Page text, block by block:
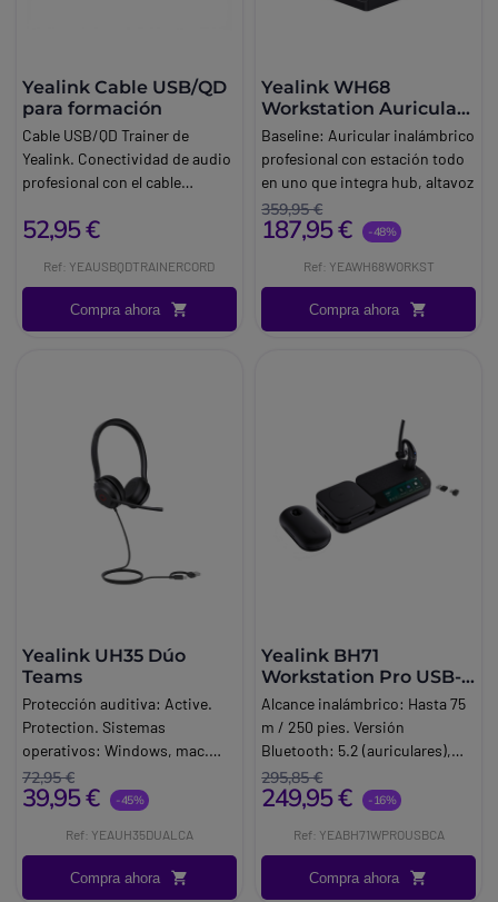
Yealink Cable USB/QD
para formación
Cable USB/QD Trainer de
Yealink. Conectividad de audio
profesional con el cable
Gama de auriculares Yealink
Teléfonos y dispositivos
compatibles con QDTipo de
señal de audio.
52,95 €
Ref: YEAUSBQDTRAINERCORD
Compra ahora
Yealink WH68
Workstation Auricular
DECT Bluetooth
Baseline: Auricular inalámbrico
profesional con estación todo
en uno que integra hub, altavoz
y pantalla táctil para gestión
avanzada de comunicaciones y
en el escritorio.
359,95 €
187,95 € -48%
Ref: YEAWH68WORKST
Compra ahora
Yealink UH35 Dúo
Teams
Protección auditiva: Active.
Protection. Sistemas
operativos: Windows, mac.
OSPercha del micrófono
ajustable a 300°Peso: 96,5 g
Indicador de ocupación
72,95 €
39,95 € -45%
Ref: YEAUH35DUALCA
Compra ahora
Yealink BH71
Workstation Pro USB-
C/A
Alcance inalámbrico: Hasta 75
m / 250 pies. Versión
Bluetooth: 5.2 (auriculares),
5.0 (base).
295,85 €
249,95 € -16%
Ref: YEABH71WPROUSBCA
Compra ahora